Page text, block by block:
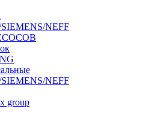
NEFF
NEFF
group